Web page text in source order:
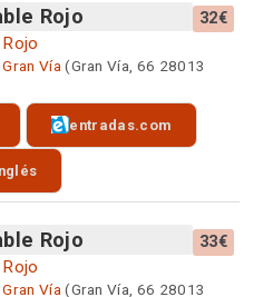
Rojo 32€
Vía(Gran Vía, 66 28013
entradas.com
Rojo 33€
Vía (Gran Vía, 66 28013